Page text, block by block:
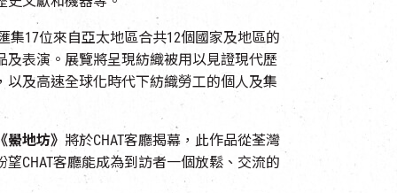
集17位來自亞太地區合共12個國家及地區的
表演。展覽將呈現紡織被用以見證現代歷
及高速全球化時代下紡織勞工的個人及集
鱟地坊》 將於CHAT客廳揭幕，此作品從荃灣
CHAT客廳能成為到訪者一個放鬆、交流的